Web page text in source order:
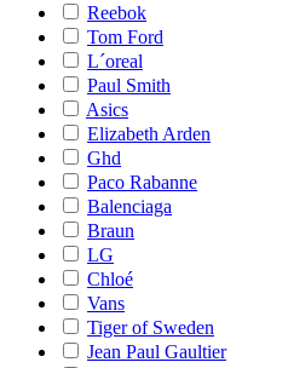
Reebok
Tom Ford
L´oreal
Paul Smith
Asics
Elizabeth Arden
Ghd
Paco Rabanne
Balenciaga
Braun
LG
Chloé
Vans
Tiger of Sweden
Jean Paul Gaultier